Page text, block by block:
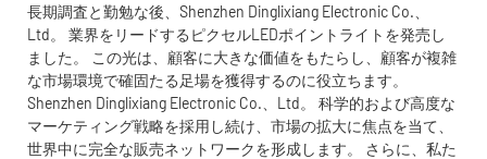
長期調査と勤勉な後、Shenzhen Dinglixiang Electronic Co.、
Ltd。 業界をリードするピクセルLEDポイントライトを発売し
ました。 この光は、顧客に大きな価値をもたらし、顧客が複雑
な市場環境で確固たる足場を獲得するのに役立ちます。
Shenzhen Dinglixiang Electronic Co.、Ltd。 科学的および高度な
マーケティング戦略を採用し続け、市場の拡大に焦点を当て、
世界中に完全な販売ネットワークを形成します。 さらに、私た